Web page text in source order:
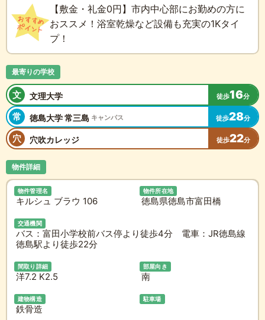
【敷金・礼金0円】市内中心部にお勤めの方に
おススメ！浴室乾燥など設備も充実の1Kタイ
プ！
最寄りの学校
文 文理大学 徒歩16分
常 徳島大学 常三島 キャンパス 徒歩28分
穴 穴吹カレッジ 徒歩22分
物件詳細
物件管理名
キルシュ ブラウ 106
物件所在地
徳島県徳島市富田橋
交通機関
バス：富田小学校前バス停より徒歩4分 電車：JR徳島線
徳島駅より徒歩22分
間取り詳細
洋7.2 K2.5
部屋向き
南
建物構造
鉄骨造
駐車場